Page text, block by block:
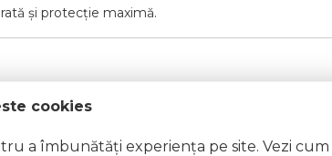
și protecție maximă.
cookies
a îmbunătăți experiența pe site. Vezi